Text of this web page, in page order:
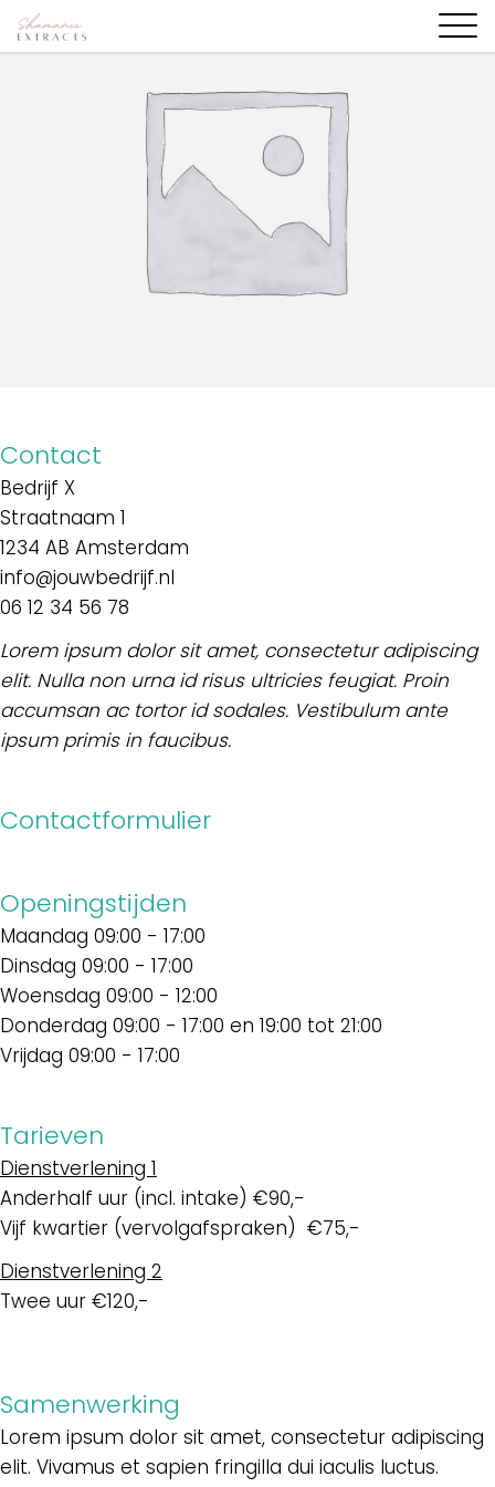
Contact
Bedrijf X
Straatnaam 1
1234 AB Amsterdam
info@jouwbedrijf.nl
06 12 34 56 78
Lorem ipsum dolor sit amet, consectetur adipiscing
elit. Nulla non urna id risus ultricies feugiat. Proin
accumsan ac tortor id sodales. Vestibulum ante
ipsum primis in faucibus.
Contactformulier
Openingstijden
Maandag 09:00 - 17:00
Dinsdag 09:00 - 17:00
Woensdag 09:00 - 12:00
Donderdag 09:00 - 17:00 en 19:00 tot 21:00
Vrijdag 09:00 - 17:00
Tarieven
Dienstverlening 1
Anderhalf uur (incl. intake) €90,-
Vijf kwartier (vervolgafspraken) €75,-
Dienstverlening 2
Twee uur €120,-
Samenwerking
Lorem ipsum dolor sit amet, consectetur adipiscing
elit. Vivamus et sapien fringilla dui iaculis luctus.